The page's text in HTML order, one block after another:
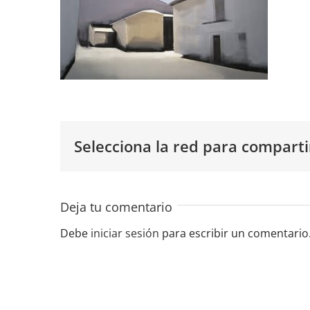
Selecciona la red para
Deja tu comentario
Debe iniciar sesión para escribir un comentario.